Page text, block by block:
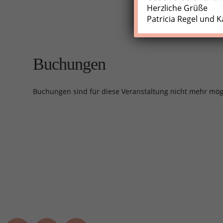
Buchungen
Buchungen sind für diese Veranstaltung nicht mehr
Herzliche Grüße
Patricia Regel und